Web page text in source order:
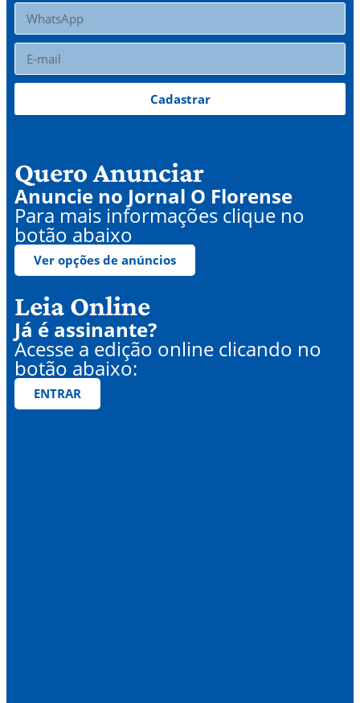
Cadastrar
Quero Anunciar
Anuncie no Jornal O Florense
Para mais informações clique no
botão abaixo
Ver opções de anúncios
Leia Online
Já é assinante?
Acesse a edição online clicando no
botão abaixo:
ENTRAR